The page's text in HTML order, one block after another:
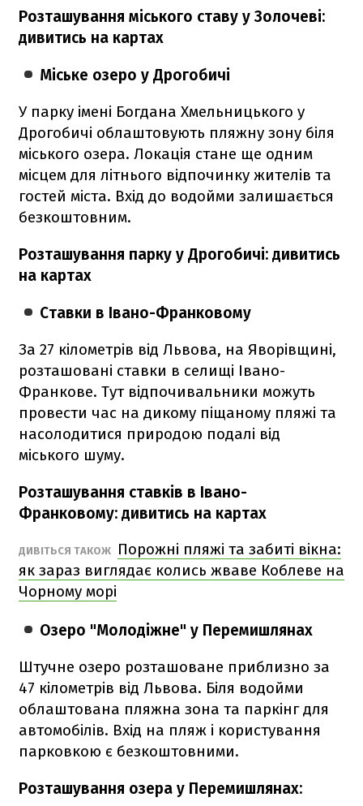
Розташування міського ставу у Золочеві:
дивитись на картах
Міське озеро у Дрогобичі
У парку імені Богдана Хмельницького у
Дрогобичі облаштовують пляжну зону біля
міського озера. Локація стане ще одним
місцем для літнього відпочинку жителів та
гостей міста. Вхід до водойми залишається
безкоштовним.
Розташування парку у Дрогобичі: дивитись
на картах
Ставки в Івано-Франковому
За 27 кілометрів від Львова, на Яворівщині,
розташовані ставки в селищі Івано-
Франкове. Тут відпочивальники можуть
провести час на дикому піщаному пляжі та
насолодитися природою подалі від
міського шуму.
Розташування ставків в Івано-
Франковому: дивитись на картах
ДИВІТЬСЯ ТАКОЖ
Порожні пляжі та забиті вікна:
як зараз виглядає колись жваве Коблеве на
Чорному морі
Озеро "Молодіжне" у Перемишлянах
Штучне озеро розташоване приблизно за
47 кілометрів від Львова. Біля водойми
облаштована пляжна зона та паркінг для
автомобілів. Вхід на пляж і користування
парковкою є безкоштовними.
Розташування озера у Перемишлянах: